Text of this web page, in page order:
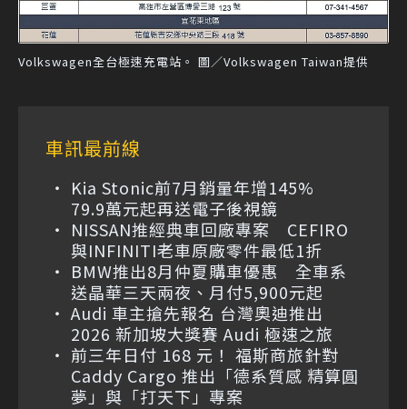
Volkswagen全台極速充電站。 圖／Volkswagen Taiwan提供
車訊最前線
Kia Stonic前7月銷量年增145%
79.9萬元起再送電子後視鏡
NISSAN推經典車回廠專案 CEFIRO
與INFINITI老車原廠零件最低1折
BMW推出8月仲夏購車優惠 全車系
送晶華三天兩夜、月付5,900元起
Audi 車主搶先報名 台灣奧迪推出
2026 新加坡大獎賽 Audi 極速之旅
前三年日付 168 元！ 福斯商旅針對
Caddy Cargo 推出「德系質感 精算圓
夢」與「打天下」專案